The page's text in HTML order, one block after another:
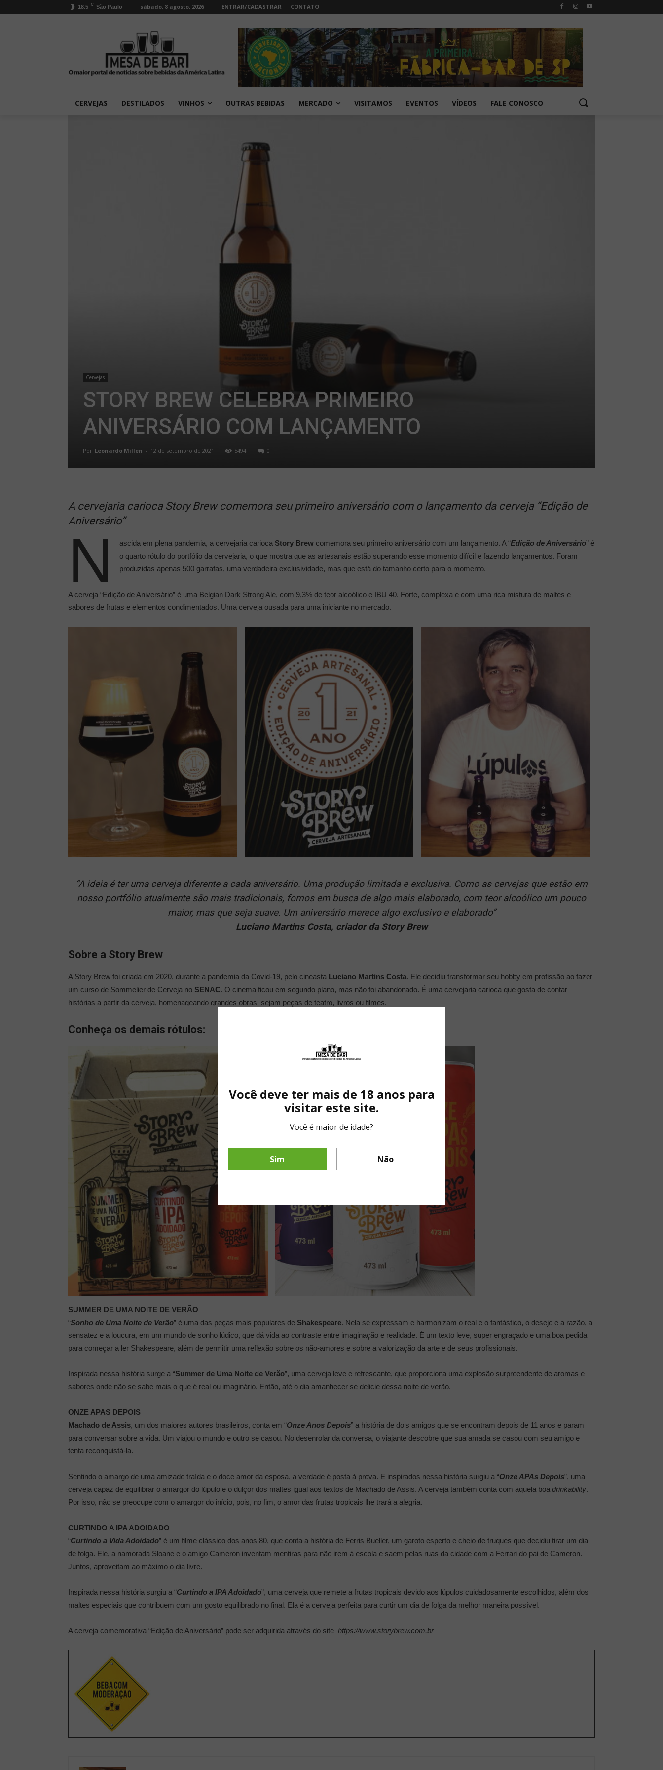
18.5 C São Paulo sábado, 8 agosto, 2026 ENTRAR/CADASTRAR CONTATO
CERVEJAS DESTILADOS VINHOS OUTRAS BEBIDAS MERCADO VISITAMOS EVENTOS VÍDEOS FALE CONOSCO
Cervejas
STORY BREW CELEBRA PRIMEIRO
ANIVERSÁRIO COM LANÇAMENTO
Por Leonardo Millen - 12 de setembro de 2021 5494 0
A cervejaria carioca Story Brew comemora seu primeiro aniversário com o lançamento da cerveja “Edição de
Aniversário”
N ascida em plena pandemia, a cervejaria carioca Story Brewcomemora seu primeiro aniversário com um lançamento. A “Edição de Aniversário” é
o quarto rótulo do portfólio da cervejaria, o que mostra que as artesanais estão superando esse momento difícil e fazendo lançamentos. Foram
produzidas apenas 500 garrafas, uma verdadeira exclusividade, mas que está do tamanho certo para o momento.
A cerveja “Edição de Aniversário” é uma Belgian Dark Strong Ale, com 9,3% de teor alcoólico e IBU 40. Forte, complexa e com uma rica mistura de maltes e
sabores de frutas e elementos condimentados. Uma cerveja ousada para uma iniciante no mercado.
“A ideia é ter uma cerveja diferente a cada aniversário. Uma produção limitada e exclusiva. Como as cervejas que estão em
nosso portfólio atualmente são mais tradicionais, fomos em busca de algo mais elaborado, com teor alcoólico um pouco
maior, mas que seja suave. Um aniversário merece algo exclusivo e elaborado”
Luciano Martins Costa, criador da Story Brew
Sobre a Story Brew
A Story Brew foi criada em 2020, durante a pandemia da Covid-19, pelo cineasta Luciano Martins Costa. Ele decidiu transformar seu hobby em profissão ao fazer
um curso de Sommelier de Cerveja no SENAC. O cinema ficou em segundo plano, mas não foi abandonado. É uma cervejaria carioca que gosta de contar
histórias a partir da cerveja, homenageando grandes obras, sejam peças de teatro, livros ou filmes.
Conheça os demais rótulos:
SUMMER DE UMA NOITE DE VERÃO
“Sonho de Uma Noite de Verão” é uma das peças mais populares de Shakespeare. Nela se expressam e harmonizam o real e o fantástico, o desejo e a razão, a
sensatez e a loucura, em um mundo de sonho lúdico, que dá vida ao contraste entre imaginação e realidade. É um texto leve, super engraçado e uma boa pedida
para começar a ler Shakespeare, além de permitir uma reflexão sobre os não-amores e sobre a valorização da arte e de seus profissionais.
Inspirada nessa história surge a “Summer de Uma Noite de Verão”, uma cerveja leve e refrescante, que proporciona uma explosão surpreendente de aromas e
sabores onde não se sabe mais o que é real ou imaginário. Então, até o dia amanhecer se delicie dessa noite de verão.
ONZE APAS DEPOIS
Machado de Assis, um dos maiores autores brasileiros, conta em “Onze Anos Depois” a história de dois amigos que se encontram depois de 11 anos e param
para conversar sobre a vida. Um viajou o mundo e outro se casou. No desenrolar da conversa, o viajante descobre que sua amada se casou com seu amigo e
tenta reconquistá-la.
Sentindo o amargo de uma amizade traída e o doce amor da esposa, a verdade é posta à prova. E inspirados nessa história surgiu a “Onze APAs Depois”, uma
cerveja capaz de equilibrar o amargor do lúpulo e o dulçor dos maltes igual aos textos de Machado de Assis. A cerveja também conta com aquela boa drinkability.
Por isso, não se preocupe com o amargor do início, pois, no fim, o amor das frutas tropicais lhe trará a alegria.
CURTINDO A IPA ADOIDADO
“Curtindo a Vida Adoidado” é um filme clássico dos anos 80, que conta a história de Ferris Bueller, um garoto esperto e cheio de truques que decidiu tirar um dia
de folga. Ele, a namorada Sloane e o amigo Cameron inventam mentiras para não irem à escola e saem pelas ruas da cidade com a Ferrari do pai de Cameron.
Juntos, aproveitam ao máximo o dia livre.
Inspirada nessa história surgiu a “Curtindo a IPA Adoidado”, uma cerveja que remete a frutas tropicais devido aos lúpulos cuidadosamente escolhidos, além dos
maltes especiais que contribuem com um gosto equilibrado no final. Ela é a cerveja perfeita para curtir um dia de folga da melhor maneira possível.
A cerveja comemorativa “Edição de Aniversário” pode ser adquirida através do site https://www.storybrew.com.br
Você deve ter mais de 18 anos para
visitar este site.
Você é maior de idade?
Sim Não